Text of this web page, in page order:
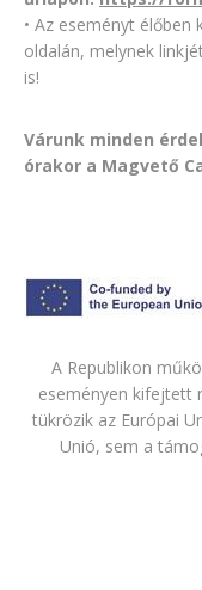
• Az eseményt
oldalán, melynek
is!
Várunk minden
órakor a Magvető
A Republikon
eseményen kifejtett
tükrözik az Európai
Unió, sem a